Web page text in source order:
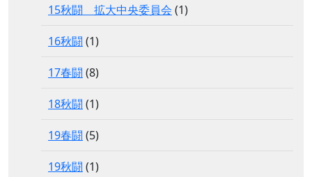
15秋闘 拡大中央委員会 (1)
16秋闘 (1)
17春闘 (8)
18秋闘 (1)
19春闘 (5)
19秋闘 (1)